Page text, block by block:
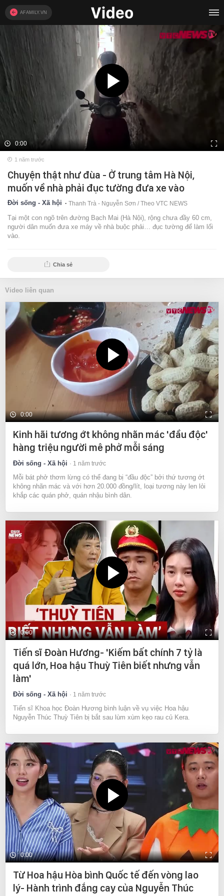
AFAMILY.VN
0:00
1 năm trước
Chuyện thật như đùa - Ở trung tâm Hà Nội,
muốn về nhà phải đục tường đưa xe vào
Đời sống - Xã hội Thanh Trà - Nguyễn Sơn / Theo VTC NEWS
Tại một con ngõ trên đường Bạch Mai (Hà Nội), rộng chưa đầy 60 cm,
người dân muốn đưa xe máy về nhà buộc phải… đục tường để làm lối
vào.
Chia sẻ
Video liên quan
0:00
Kinh hãi tương ớt không nhãn mác 'đầu độc'
hàng triệu người mê phở mỗi sáng
Đời sống - Xã hội 1 năm trước
Mỗi bát phở thơm lừng có thể đang bị “đầu độc” bởi thứ tương ớt
không nhãn mác và với hơn 20.000 đồng/lít, loại tương này len lỏi
khắp các quán phở, quán nhậu bình dân.
0:00
Tiến sĩ Đoàn Hương- 'Kiếm bất chính 7 tỷ là
quá lớn, Hoa hậu Thuỳ Tiên biết nhưng vẫn
làm'
Đời sống - Xã hội 1 năm trước
Tiến sĩ Khoa học Đoàn Hương bình luận về vụ việc Hoa hậu
Nguyễn Thúc Thuỳ Tiên bị bắt sau lùm xùm kẹo rau củ Kera.
0:00
Từ Hoa hậu Hòa bình Quốc tế đến vòng lao
lý- Hành trình đắng cay của Nguyễn Thúc